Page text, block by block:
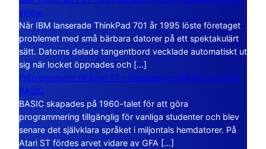
vingar
När IBM lanserade ThinkPad 701 år 1995 löste företaget
problemet med små bärbara datorer på ett spektakulärt
sätt. Datorns delade tangentbord vecklade automatiskt ut
sig när locket öppnades och […]
Från stordator till Atari ST – historien om BASIC och GFA
BASIC
BASIC skapades på 1960-talet för att göra
programmering tillgänglig för vanliga studenter och blev
senare det självklara språket i miljontals hemdatorer. På
Atari ST fördes arvet vidare av GFA […]